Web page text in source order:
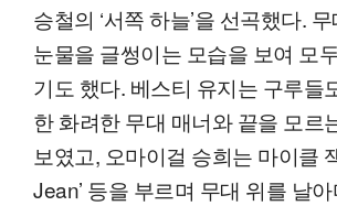
승철의 ‘서쪽 하늘’을 선곡했다.
눈물을 글썽이는 모습을 보여 모
기도 했다. 베스티 유지는 구루들
한 화려한 무대 매너와 끝을 모르
보였고, 오마이걸 승희는 마이클
Jean’ 등을 부르며 무대 위를 날